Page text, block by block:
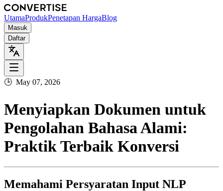
UtamaProdukPenetapan HargaBlog
Masuk
Daftar
🕒 May 07, 2026
Menyiapkan Dokumen untuk
Pengolahan Bahasa Alami:
Praktik Terbaik Konversi
Memahami Persyaratan Input NLP